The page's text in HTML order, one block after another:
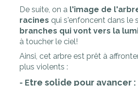
De suite, on a l'image de
racines qui s'enfoncent dans le
branches qui vont vers la
à toucher le ciel!
Ainsi, cet arbre est prêt à
plus violents :
- Etre solide pour avancer :